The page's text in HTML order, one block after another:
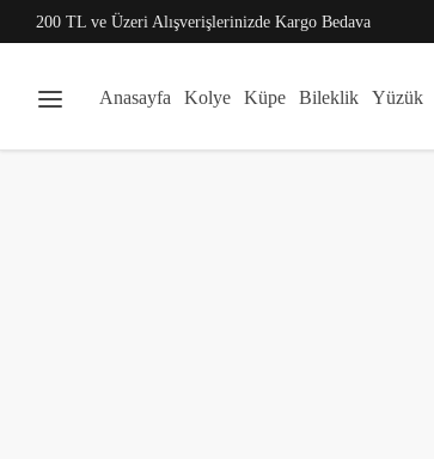
200 TL ve Üzeri Alışverişlerinizde Kargo Bedava
Anasayfa Kolye Küpe Bileklik Yüzük